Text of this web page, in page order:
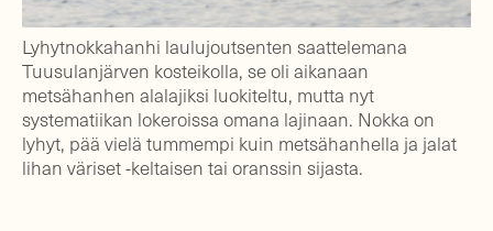
Lyhytnokkahanhi laulujoutsenten saattelemana
Tuusulanjärven kosteikolla, se oli aikanaan
metsähanhen alalajiksi luokiteltu, mutta nyt
systematiikan lokeroissa omana lajinaan. Nokka on
lyhyt, pää vielä tummempi kuin metsähanhella ja jalat
lihan väriset -keltaisen tai oranssin sijasta.